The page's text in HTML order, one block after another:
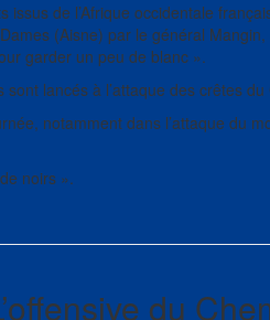
de l’Afrique occidentale
(Aisne) par le général
garder un peu de blanc ».
lancés à l’attaque des crêtes
notamment dans l’attaque du
noirs ».
du